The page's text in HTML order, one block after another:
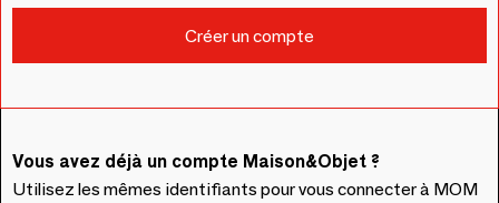
Vous avez déjà un compte Maison&Objet ?
Utilisez les mêmes identifiants pour vous connecter à MOM